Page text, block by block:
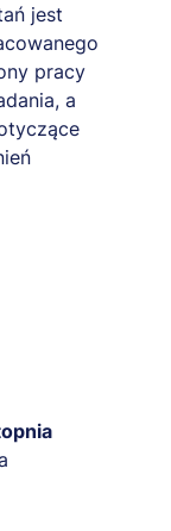
jest
pracy
a